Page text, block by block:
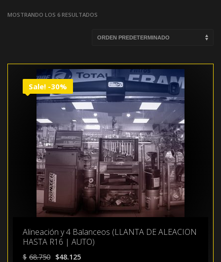
MOSTRANDO LOS 6 RESULTADOS
Sale! -30%
Alineación y 4 Balanceos (LLANTA DE ALEACION
HASTA R16 | AUTO)
$ 68.750 El
$48.125El